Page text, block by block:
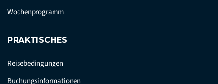
Wochenprogramm
PRAKTISCHES
Reisebedingungen
Buchungsinformationen